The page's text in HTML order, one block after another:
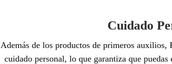
Cuidado
Además de los productos de primeros auxilios,
cuidado personal, lo que garantiza que